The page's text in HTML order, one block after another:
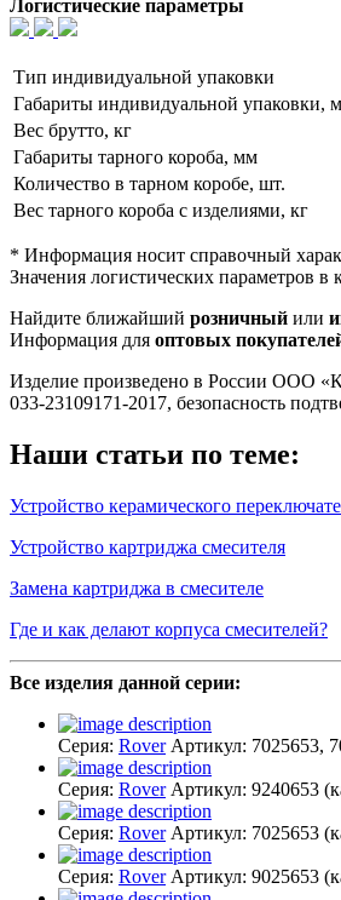
Логистические параметры
Тип индивидуальной упаковки
Габариты индивидуальной упаковки,
Вес брутто, кг
Габариты тарного короба, мм
Количество в тарном коробе, шт.
Вес тарного короба с изделиями, кг
* Информация носит справочный
Значения логистических параметров в
Найдите ближайший розничный или
Информация для оптовых
Изделие произведено в России ООО
033-23109171-2017, безопасность
Наши статьи по теме:
Устройство керамического
Устройство картриджа смесителя
Замена картриджа в смесителе
Где и как делают корпуса смесителей?
Все изделия данной серии:
Серия: Rover Артикул: 7025653,
Серия: Rover Артикул: 9240653
Серия: Rover Артикул: 7025653
Серия: Rover Артикул: 9025653